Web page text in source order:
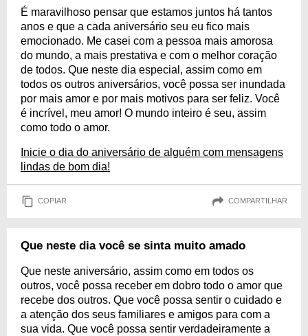
É maravilhoso pensar que estamos juntos há tantos
anos e que a cada aniversário seu eu fico mais
emocionado. Me casei com a pessoa mais amorosa
do mundo, a mais prestativa e com o melhor coração
de todos. Que neste dia especial, assim como em
todos os outros aniversários, você possa ser inundada
por mais amor e por mais motivos para ser feliz. Você
é incrível, meu amor! O mundo inteiro é seu, assim
como todo o amor.
Inicie o dia do aniversário de alguém com mensagens
lindas de bom dia!
COPIAR COMPARTILHAR
Que neste dia você se sinta muito amado
Que neste aniversário, assim como em todos os
outros, você possa receber em dobro todo o amor que
recebe dos outros. Que você possa sentir o cuidado e
a atenção dos seus familiares e amigos para com a
sua vida. Que você possa sentir verdadeiramente a